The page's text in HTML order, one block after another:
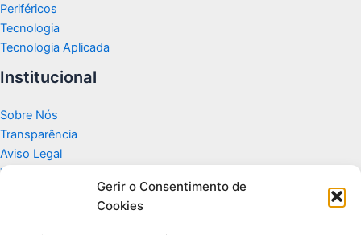
Gerir o Consentimento de
Cookies
Periféricos
Tecnologia
Tecnologia Aplicada
Institucional
Sobre Nós
Transparência
Aviso Legal
Termos de Uso
Politicas de Privacidade e Cookies